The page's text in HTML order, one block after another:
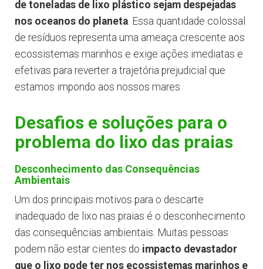
de toneladas de lixo plástico sejam despejadas
nos oceanos do planeta. Essa quantidade colossal
de resíduos representa uma ameaça crescente aos
ecossistemas marinhos e exige ações imediatas e
efetivas para reverter a trajetória prejudicial que
estamos impondo aos nossos mares.
Desafios e soluções para o
problema do lixo das praias
Desconhecimento das Consequências
Ambientais
Um dos principais motivos para o descarte
inadequado de lixo nas praias é o desconhecimento
das consequências ambientais. Muitas pessoas
podem não estar cientes do impacto devastador
que o lixo pode ter nos ecossistemas marinhos e